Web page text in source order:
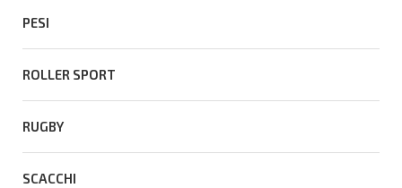
PESI
ROLLER SPORT
RUGBY
SCACCHI